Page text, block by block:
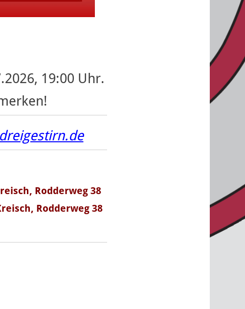
19:00 Uhr.
Rodderweg 38
Rodderweg 38